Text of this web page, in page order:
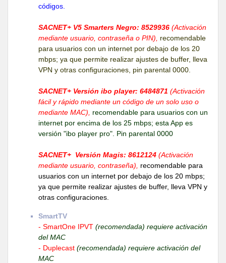
códigos.
SACNET+ V5 Smarters Negro: 8529936 (Activación
mediante usuario, contraseña o PIN), recomendable
para usuarios con un internet por debajo de los 20
mbps; ya que permite realizar ajustes de buffer, lleva
VPN y otras configuraciones, pin parental 0000.
SACNET+ Versión ibo player: 6484871 (Activación
fácil y rápido mediante un código de un solo uso o
mediante MAC), recomendable para usuarios con un
internet por encima de los 25 mbps; esta App es
versión "ibo player pro". Pin parental 0000
SACNET+ Versión Magis: 8612124 (Activación
mediante usuario, contraseña), recomendable para
usuarios con un internet por debajo de los 20 mbps;
ya que permite realizar ajustes de buffer, lleva VPN y
otras configuraciones.
SmartTV
- SmartOne IPVT (recomendada) requiere activación
del MAC
- Duplecast (recomendada) requiere activación del
MAC